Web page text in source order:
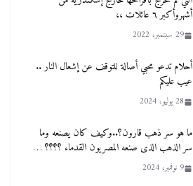
أشهروأكبر ٦ عائلات ،،
29 سبتمبر، 2022
أحلام تدعو محبي أصالة للتوقف عن إشعال النار ..
عيب عليكم
28 يوليو، 2024
ما هو سر ذهب قارون؟..وكيف كان يصنعه وما
سر الذهب الذى صنعه المصريون القدماء ؟؟؟؟ …
9 نوفمبر، 2024